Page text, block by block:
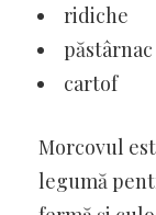
ridiche
păstârnac
cartof
Morcovul
legumă